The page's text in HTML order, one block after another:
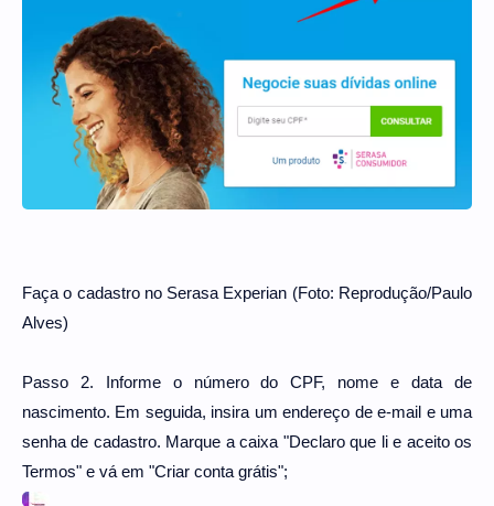
Faça o cadastro no Serasa Experian (Foto: Reprodução/Paulo
Alves)
Passo 2. Informe o número do CPF, nome e data de
nascimento. Em seguida, insira um endereço de e-mail e uma
senha de cadastro. Marque a caixa "Declaro que li e aceito os
Termos" e vá em "Criar conta grátis";